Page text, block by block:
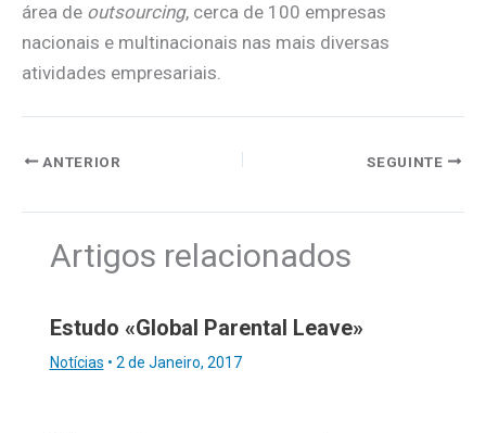
área de outsourcing, cerca de 100 empresas
nacionais e multinacionais nas mais diversas
atividades empresariais.
ANTERIOR SEGUINTE
Artigos relacionados
Estudo «Global Parental Leave»
Notícias • 2 de Janeiro, 2017